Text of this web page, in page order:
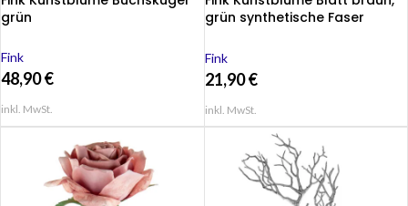
grün
Fink
48,90€
inkl. MwSt.
grün synthetische Faser
Fink
21,90€
inkl. MwSt.